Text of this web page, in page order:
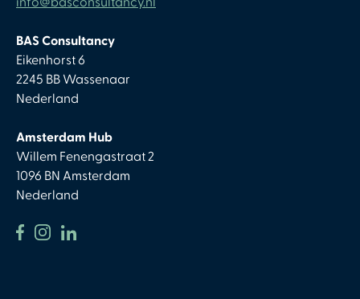
BAS Consultancy
Eikenhorst 6
2245 BB Wassenaar
Nederland
Amsterdam Hub
Willem Fenengastraat 2
1096 BN Amsterdam
Nederland